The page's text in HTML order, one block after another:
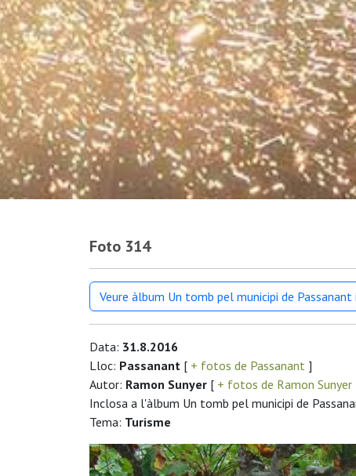
Foto 314
Veure àlbum Un tomb pel municipi de
Data: 31.8.2016
Lloc: Passanant [ + fotos de Passanant ]
Autor: Ramon Sunyer [ + fotos de Ramon Sunyer
Inclosa a l'àlbum Un tomb pel municipi de
Tema: Turisme